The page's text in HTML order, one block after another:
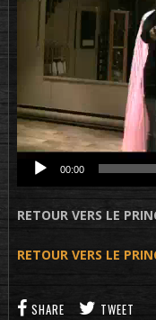
00:00
RETOUR VERS LE
RETOUR VERS LE
SHARE TWEET